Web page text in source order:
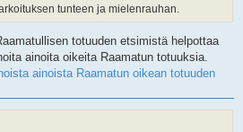
tunteen ja mielenrauhan.
totuuden etsimistä helpottaa
ainoita oikeita Raamatun totuuksia.
ainoista Raamatun oikean totuuden